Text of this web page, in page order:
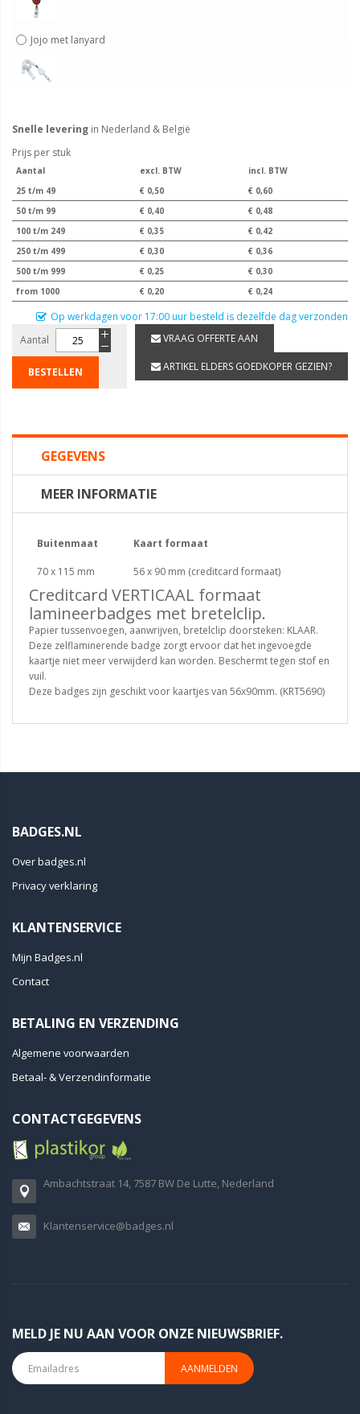
Jojo met lanyard
Snelle levering in Nederland & België
Prijs per stuk
Aantal excl. BTW
incl. BTW
25 t/m 49
€ 0,50
€ 0,60
50 t/m 99
€ 0,40
€ 0,48
100 t/m 249
€ 0,35
€ 0,42
250 t/m 499
€ 0,30
€ 0,36
500 t/m 999
€ 0,25
€ 0,30
from 1000
€ 0,20 € 0,24
Op werkdagen voor 17:00 uur besteld is dezelfde dag verzonden
Aantal
BESTELLEN
VRAAG OFFERTE AAN
ARTIKEL ELDERS GOEDKOPER GEZIEN?
GEGEVENS
MEER INFORMATIE
Buitenmaat Kaart formaat
70 x 115 mm 56 x 90 mm (creditcard formaat)
Creditcard VERTICAAL formaat
lamineerbadges met bretelclip.
Papier tussenvoegen, aanwrijven, bretelclip doorsteken: KLAAR.
Deze zelflaminerende badge zorgt ervoor dat het ingevoegde
kaartje niet meer verwijderd kan worden. Beschermt tegen stof en
vuil.
Deze badges zijn geschikt voor kaartjes van 56x90mm. (KRT5690)
BADGES.NL
Over badges.nl
Privacy verklaring
KLANTENSERVICE
Mijn Badges.nl
Contact
BETALING EN VERZENDING
Algemene voorwaarden
Betaal- & Verzendinformatie
CONTACTGEGEVENS
Ambachtstraat 14, 7587 BW De Lutte, Nederland
Klantenservice@badges.nl
MELD JE NU AAN VOOR ONZE NIEUWSBRIEF.
AANMELDEN